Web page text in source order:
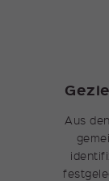
Aus
Name
Anbieter
Laufzeit